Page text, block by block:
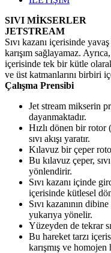
SIVI MİKSERLER
JETSTREAM
Sıvı kazanı içerisinde
karışım sağlayamaz.
içerisinde tek bir kütle olarak
ve üst katmanlarını birbiri
Çalışma Prensibi
Jet stream mikserin
dayanmaktadır.
Hızlı dönen bir
sıvı akışı yaratır.
Kılavuz bir çeper
Bu kılavuz çeper,
yönlendirir.
Sıvı kazanı içinde
içerisinde kütlesel
Sıvı kazanının
yukarıya yönelir.
Yüzeyden de tekrar
Bu hareket tarzı
karışmış ve